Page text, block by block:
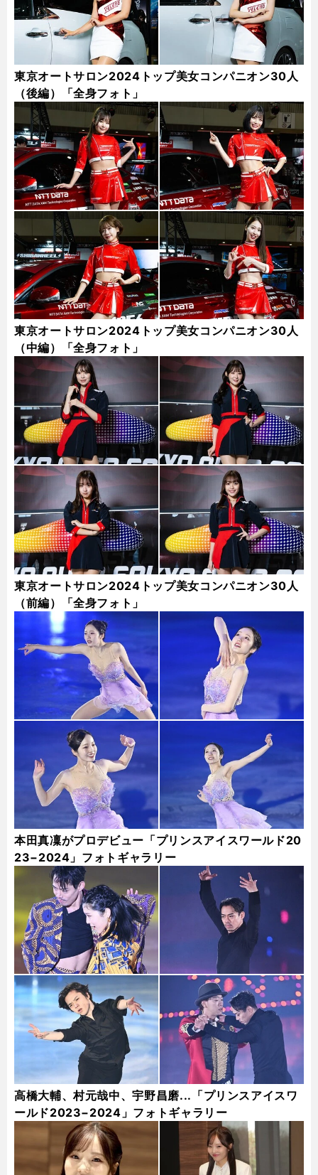
東京オートサロン2024トップ美女コンパニオン30人
（後編）「全身フォト」
東京オートサロン2024トップ美女コンパニオン30人
（中編）「全身フォト」
東京オートサロン2024トップ美女コンパニオン30人
（前編）「全身フォト」
本田真凜がプロデビュー「プリンスアイスワールド20
23−2024」フォトギャラリー
高橋大輔、村元哉中、宇野昌磨...「プリンスアイスワ
ールド2023−2024」フォトギャラリー